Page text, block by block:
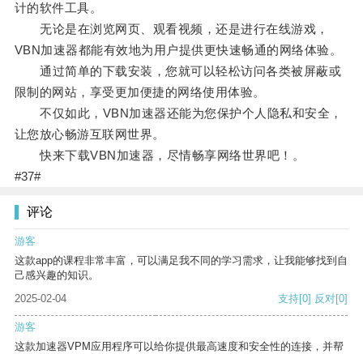
计的软件工具。
无论是在浏览网页、观看视频，还是进行在线游戏，
VBN加速器都能有效地为用户提供更快速畅通的网络体验。
通过简单的下载安装，您就可以轻松访问各类被屏蔽或
限制的网站，享受更加便捷的网络使用体验。
不仅如此，VBN加速器还能为您保护个人隐私和安全，
让您放心畅游互联网世界。
快来下载VBN加速器，尽情畅享网络世界吧！。
#37#
评论
游客
这款app的课程非常丰富，可以满足我不同的学习需求，让我能够找到自
己感兴趣的知识。
2025-02-04
支持[0] 反对[0]
游客
这款加速器VPM应用程序可以给你提供最高速度和安全性的连接，并帮